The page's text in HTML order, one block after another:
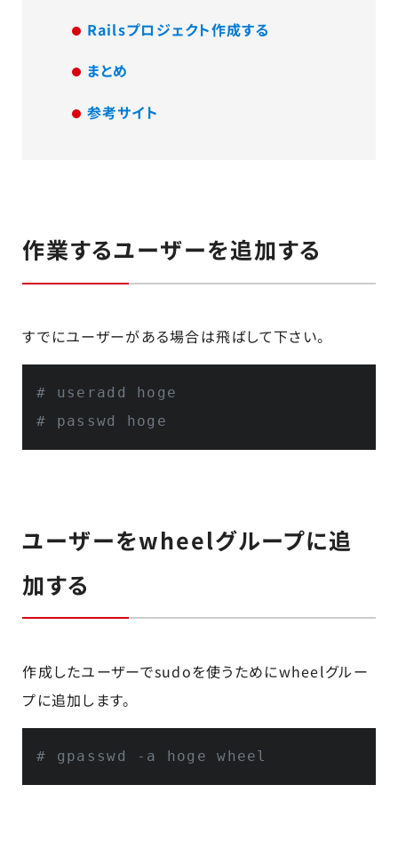
Railsプロジェクト作成する
まとめ
参考サイト
作業するユーザーを追加する
すでにユーザーがある場合は飛ばして下さい。
# useradd hoge
# passwd hoge
ユーザーをwheelグループに追
加する
作成したユーザーでsudoを使うためにwheelグルー
プに追加します。
# gpasswd -a hoge wheel